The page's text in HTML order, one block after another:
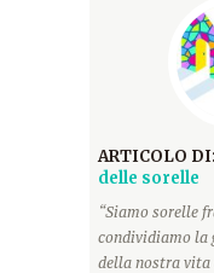
ARTICOLO DI:
delle sorelle
“Siamo sorelle
condividiamo la
della nostra vita